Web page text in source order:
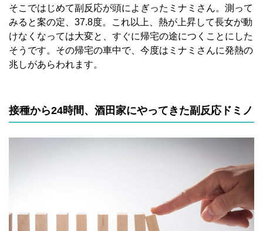
そこではじめて副反応が頭によぎったミナミさん。測って
みると案の定、37.8度。これ以上、熱が上昇して長女が動
けなくなっては大変と、すぐに帰宅の途につくことにした
そうです。その帰宅の車中で、今度はミナミさんに発熱の
兆しがあらわれます。
接種から24時間、酒田家にやってきた副反応ドミノ